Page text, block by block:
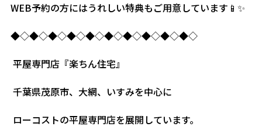
WEB予約の方にはうれしい特典もご用意しています📱✨
◆◇◆◇◆◇◆◇◆◇◆◇◆◇◆◇◆◇◆◇
平屋専門店『楽ちん住宅』
千葉県茂原市、大網、いすみを中心に
ローコストの平屋専門店を展開しています。